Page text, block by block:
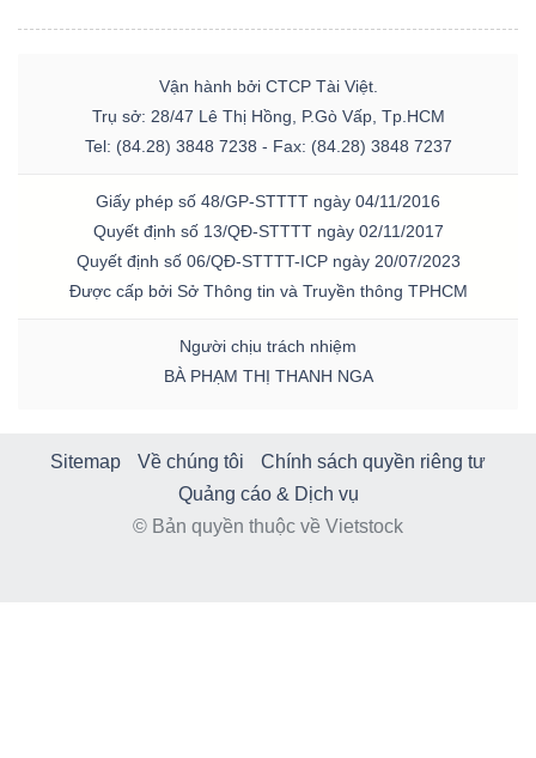
Vận hành bởi CTCP Tài Việt.
Trụ sở: 28/47 Lê Thị Hồng, P.Gò Vấp, Tp.HCM
Tel: (84.28) 3848 7238 - Fax: (84.28) 3848 7237
Giấy phép số 48/GP-STTTT ngày 04/11/2016
Quyết định số 13/QĐ-STTTT ngày 02/11/2017
Quyết định số 06/QĐ-STTTT-ICP ngày 20/07/2023
Được cấp bởi Sở Thông tin và Truyền thông TPHCM
Người chịu trách nhiệm
BÀ PHẠM THỊ THANH NGA
Sitemap Về chúng tôi
Chính sách quyền riêng tư
Quảng cáo & Dịch vụ
© Bản quyền thuộc về Vietstock